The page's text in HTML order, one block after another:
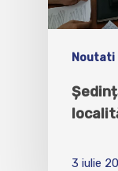
Noutati
3 iulie